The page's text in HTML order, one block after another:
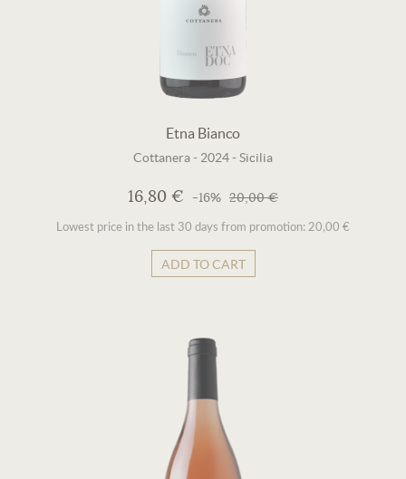
Etna Bianco
Cottanera- 2024- Sicilia
16,80 € -16% 20,00 €
Lowest price in the last 30 days from promotion: 20,00 €
ADD TO CART